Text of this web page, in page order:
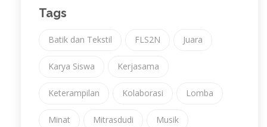
Tags
Batik dan Tekstil FLS2N Juara
Karya Siswa Kerjasama
Keterampilan Kolaborasi Lomba
Minat Mitrasdudi Musik